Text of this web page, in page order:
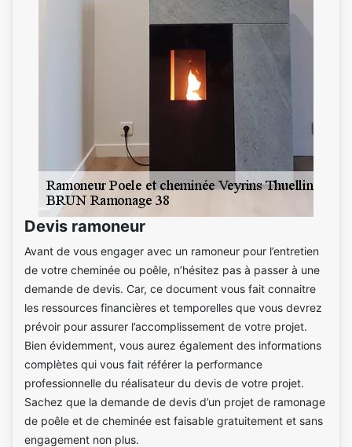
Devis ramoneur
Avant de vous engager avec un ramoneur pour l’entretien
de votre cheminée ou poêle, n’hésitez pas à passer à une
demande de devis. Car, ce document vous fait connaitre
les ressources financières et temporelles que vous devrez
prévoir pour assurer l’accomplissement de votre projet.
Bien évidemment, vous aurez également des informations
complètes qui vous fait référer la performance
professionnelle du réalisateur du devis de votre projet.
Sachez que la demande de devis d’un projet de ramonage
de poêle et de cheminée est faisable gratuitement et sans
engagement non plus.